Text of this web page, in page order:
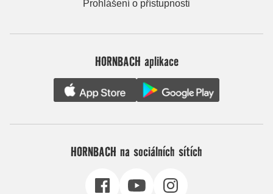
Prohlášení o přístupnosti
HORNBACH aplikace
HORNBACH na sociálních sítích